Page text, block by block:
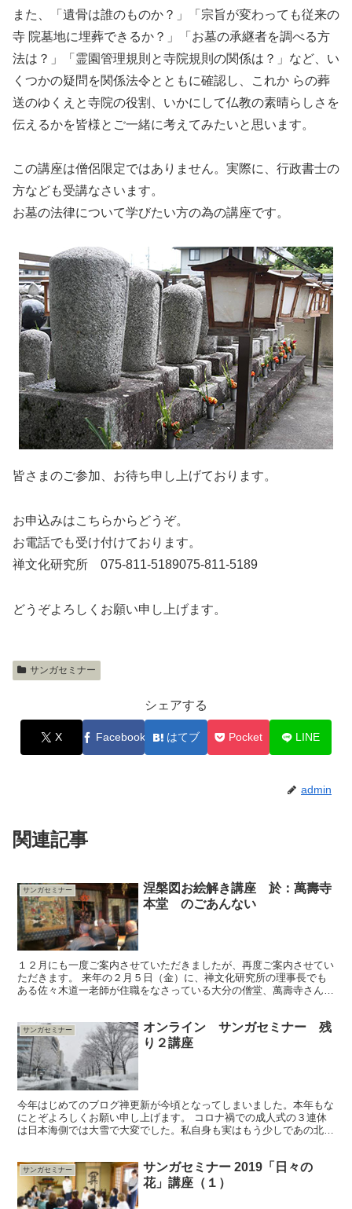
また、「遺骨は誰のものか？」「宗旨が変わっても従来の
寺 院墓地に埋葬できるか？」「お墓の承継者を調べる方
法は？」「霊園管理規則と寺院規則の関係は？」など、い
くつかの疑問を関係法令とともに確認し、これか らの葬
送のゆくえと寺院の役割、いかにして仏教の素晴らしさを
伝えるかを皆様とご一緒に考えてみたいと思います。
この講座は僧侶限定ではありません。実際に、行政書士の
方なども受講なさいます。
お墓の法律について学びたい方の為の講座です。
皆さまのご参加、お待ち申し上げております。
お申込みはこちらからどうぞ。
お電話でも受け付けております。
禅文化研究所 075-811-5189075-811-5189
どうぞよろしくお願い申し上げます。
サンガセミナー
シェアする
X Facebook はてブ Pocket LINE
admin
関連記事
サンガセミナー
涅槃図お絵解き講座 於：萬壽寺
本堂 のごあんない
１２月にも一度ご案内させていただきましたが、再度ご案内させてい
ただきます。 来年の２月５日（金）に、禅文化研究所の理事長でも
ある佐々木道一老師が住職をなさっている大分の僧堂、萬壽寺さんに
サンガセミナー
オンライン サンガセミナー 残
り２講座
今年はじめてのブログ禅更新が今頃となってしまいました。本年もな
にとぞよろしくお願い申し上げます。 コロナ禍での成人式の３連休
は日本海側では大雪で大変でした。私自身も実はもう少しであの北陸
サンガセミナー
サンガセミナー 2019「日々の
花」講座（１）